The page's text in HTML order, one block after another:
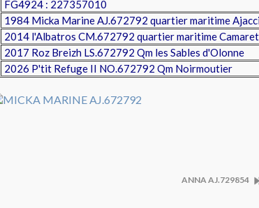
FG4924 : 227357010
1984 Micka Marine AJ.672792 quartier maritime
2014 l'Albatros CM.672792 quartier maritime Camaret
2017 Roz Breizh LS.672792 Qm les Sables d'Olonne
2026 P'tit Refuge II NO.672792 Qm Noirmoutier
ANNA AJ.729854